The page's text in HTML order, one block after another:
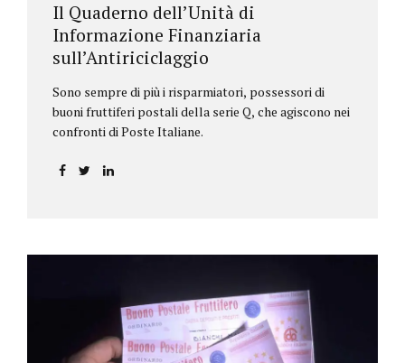
Il Quaderno dell’Unità di
Informazione Finanziaria
sull’Antiriciclaggio
Sono sempre di più i risparmiatori, possessori di
buoni fruttiferi postali della serie Q, che agiscono nei
confronti di Poste Italiane.